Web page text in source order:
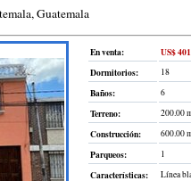
Guatemala
En venta:
US$
Dormitorios:
18
Baños: 6
Terreno: 200.00
Construcción: 600.00
Parqueos: 1
Características:
Línea